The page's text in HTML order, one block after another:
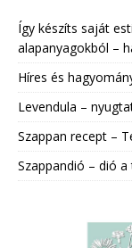
Így készíts saját
alapanyagokból –
Híres és
Levendula –
Szappan recept –
Szappandió – dió